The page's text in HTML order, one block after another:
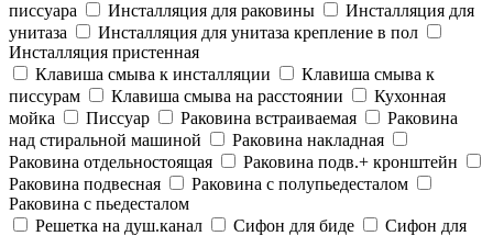
писсуара
Инсталляция для раковины
Инсталляция для
унитаза
Инсталляция для унитаза крепление в пол
Инсталляция пристенная
Клавиша смыва к инсталляции
Клавиша смыва к
писсурам
Клавиша смыва на расстоянии
Кухонная
мойка
Писсуар Раковина встраиваемая
Раковина
над стиральной машиной
Раковина накладная
Раковина отдельностоящая
Раковина подв.+ кронштейн
Раковина подвесная
Раковина с полупьедесталом
Раковина с пьедесталом
Решетка на душ.канал
Сифон для биде
Сифон для